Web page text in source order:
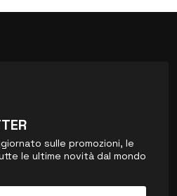
sulle promozioni, le
le ultime novità dal mondo